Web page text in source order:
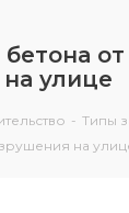
на улице
- Типы
на